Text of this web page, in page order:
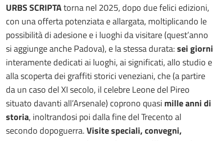
URBS SCRIPTAtorna nel 2025, dopo due felici edizioni,
con una offerta potenziata e allargata, moltiplicando le
possibilità di adesione e i luoghi da visitare (quest’anno
si aggiunge anche Padova), e la stessa durata:sei giorni
interamente dedicati ai luoghi, ai significati, allo studio e
alla scoperta dei graffiti storici veneziani, che (a partire
da un caso del XI secolo, il celebre Leone del Pireo
situato davanti all’Arsenale) coprono quasi mille anni di
storia, inoltrandosi poi dalla fine del Trecento al
secondo dopoguerra.Visite speciali, convegni,